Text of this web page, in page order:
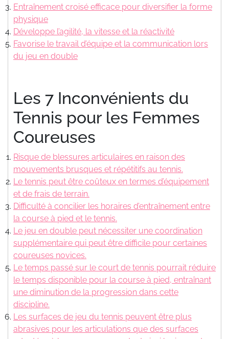
Entraînement croisé efficace pour diversifier la forme
physique
Développe l’agilité, la vitesse et la réactivité
Favorise le travail d’équipe et la communication lors
du jeu en double
Les 7 Inconvénients du
Tennis pour les Femmes
Coureuses
Risque de blessures articulaires en raison des
mouvements brusques et répétitifs au tennis.
Le tennis peut être coûteux en termes d’équipement
et de frais de terrain.
Difficulté à concilier les horaires d’entraînement entre
la course à pied et le tennis.
Le jeu en double peut nécessiter une coordination
supplémentaire qui peut être difficile pour certaines
coureuses novices.
Le temps passé sur le court de tennis pourrait réduire
le temps disponible pour la course à pied, entraînant
une diminution de la progression dans cette
discipline.
Les surfaces de jeu du tennis peuvent être plus
abrasives pour les articulations que des surfaces